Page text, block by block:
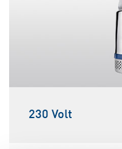
230 Volt